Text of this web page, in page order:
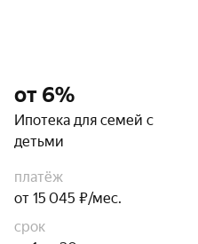
от 6%
Ипотека для семей с
детьми
платёж
от 15 045 ₽/мес.
срок